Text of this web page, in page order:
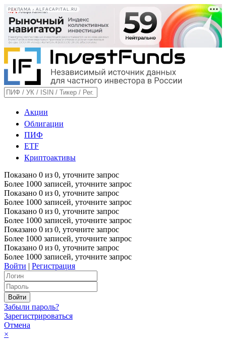
РЕКЛАМА • ALFACAPITAL.RU
Акции
Облигации
ПИФ
ETF
Криптоактивы
Показано 0 из 0, уточните запрос
Более 1000 записей, уточните запрос
Показано 0 из 0, уточните запрос
Более 1000 записей, уточните запрос
Показано 0 из 0, уточните запрос
Более 1000 записей, уточните запрос
Показано 0 из 0, уточните запрос
Более 1000 записей, уточните запрос
Показано 0 из 0, уточните запрос
Более 1000 записей, уточните запрос
Войти | Регистрация
Забыли пароль?
Зарегистрироваться
Отмена
×